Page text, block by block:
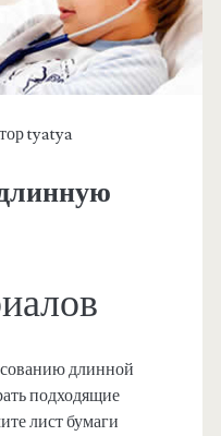
tyatya
длинной
подходящие
лист бумаги